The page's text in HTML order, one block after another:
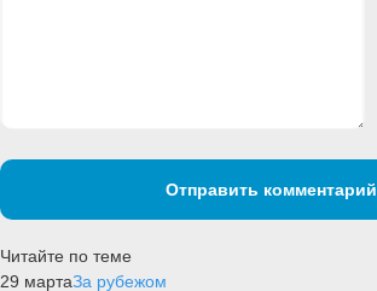
Отправить комментарий
Читайте по теме
29 мартаЗа рубежом